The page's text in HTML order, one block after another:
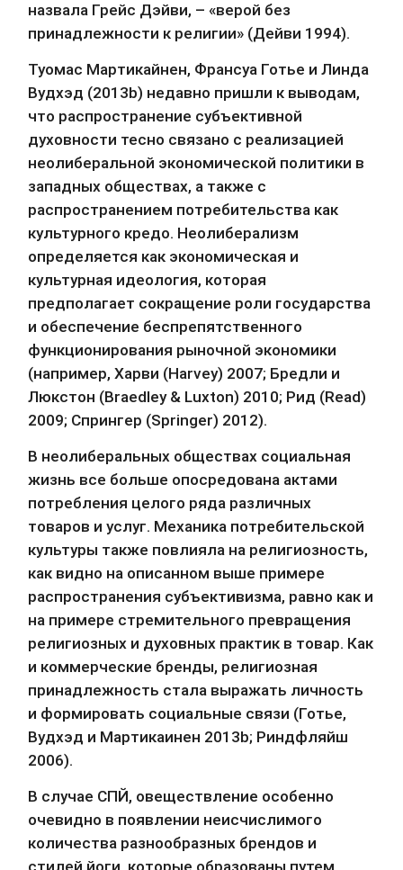
назвала Грейс Дэйви, – «верой без
принадлежности к религии» (Дейви 1994).
Туомас Мартикайнен, Франсуа Готье и Линда
Вудхэд (2013b) недавно пришли к выводам,
что распространение субъективной
духовности тесно связано с реализацией
неолиберальной экономической политики в
западных обществах, а также с
распространением потребительства как
культурного кредо. Неолиберализм
определяется как экономическая и
культурная идеология, которая
предполагает сокращение роли государства
и обеспечение беспрепятственного
функционирования рыночной экономики
(например, Харви (Harvey) 2007; Бредли и
Люкстон (Braedley & Luxton) 2010; Рид (Read)
2009; Спрингер (Springer) 2012).
В неолиберальных обществах социальная
жизнь все больше опосредована актами
потребления целого ряда различных
товаров и услуг. Механика потребительской
культуры также повлияла на религиозность,
как видно на описанном выше примере
распространения субъективизма, равно как и
на примере стремительного превращения
религиозных и духовных практик в товар. Как
и коммерческие бренды, религиозная
принадлежность стала выражать личность
и формировать социальные связи (Готье,
Вудхэд и Мартикаинен 2013b; Риндфляйш
2006).
В случае СПЙ, овеществление особенно
очевидно в появлении неисчислимого
количества разнообразных брендов и